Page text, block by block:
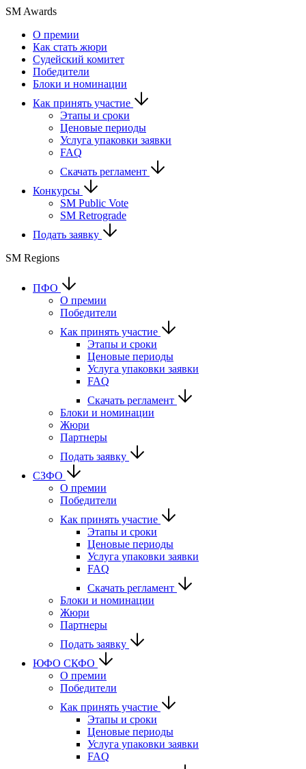
SM Awards
О премии
Как стать жюри
Судейский комитет
Победители
Блоки и номинации
Как принять участие
Этапы и сроки
Ценовые периоды
Услуга упаковки заявки
FAQ
Скачать регламент
Конкурсы
SM Public Vote
SM Retrograde
Подать заявку
SM Regions
ПФО
О премии
Победители
Как принять участие
Этапы и сроки
Ценовые периоды
Услуга упаковки заявки
FAQ
Скачать регламент
Блоки и номинации
Жюри
Партнеры
Подать заявку
СЗФО
О премии
Победители
Как принять участие
Этапы и сроки
Ценовые периоды
Услуга упаковки заявки
FAQ
Скачать регламент
Блоки и номинации
Жюри
Партнеры
Подать заявку
ЮФО СКФО
О премии
Победители
Как принять участие
Этапы и сроки
Ценовые периоды
Услуга упаковки заявки
FAQ